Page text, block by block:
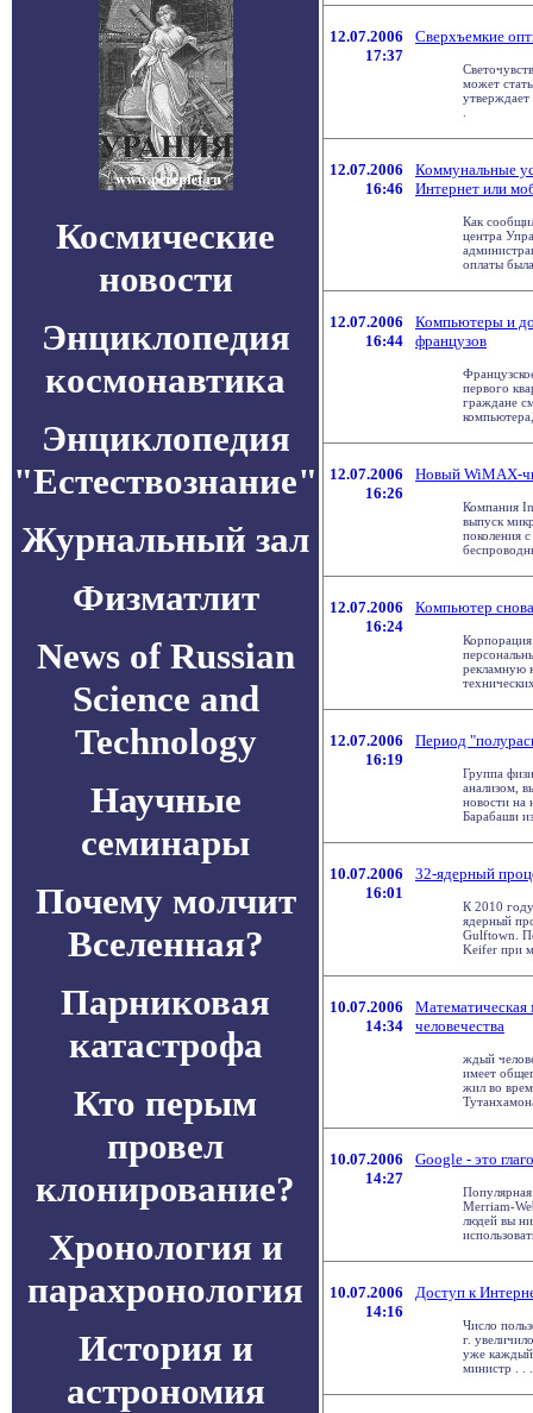
Космические
новости
Энциклопедия
космонавтика
Энциклопедия
"Естествознание"
Журнальный зал
Физматлит
News of Russian
Science and
Technology
Научные
семинары
Почему молчит
Вселенная?
Парниковая
катастрофа
Кто перым
провел
клонирование?
Хронология и
парахронология
История и
астрономия
12.07.2006
17:37
Сверхъемкие
может
12.07.2006
16:46
Коммунальные
Интернет или
Как
центра
оплаты
12.07.2006
16:44
Компьютеры и
французов
первого
граждане
12.07.2006
16:26
Новый WiMAX-
Компания
выпуск
поколения
12.07.2006
16:24
Компьютер
рекламную
12.07.2006
16:19
Период
Группа
анализом,
новости на
Барабаши
10.07.2006
16:01
32-ядерный
К 2010
ядерный
Gulftown.
Keifer при
10.07.2006
14:34
Математическая
человечества
ждый
имеет
жил во
10.07.2006
14:27
Google - это
Популярная
Merriam-
людей вы
10.07.2006
14:16
Доступ к
Число
г.
уже каждый
министр . . .